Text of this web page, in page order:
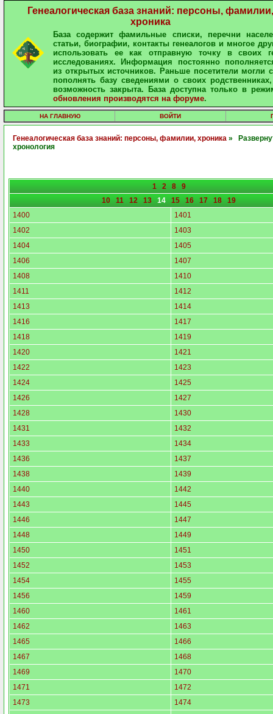
Генеалогическая база знаний: персоны, фамилии,
хроника
База содержит фамильные списки, перечни
статьи, биографии, контакты генеалогов и многое
использовать ее как отправную точку в своих
исследованиях. Информация постоянно
из открытых источников. Раньше посетители могли
пополнять базу сведениями о своих
возможность закрыта. База доступна только в
обновления производятся на форуме.
НА ГЛАВНУЮ ВОЙТИ
Генеалогическая база знаний: персоны, фамилии, хроника »
хронология
1 2 8
9
10
11 12 13 14 15 16 17 18
19
1400
1401
1402
1403
1404
1405
1406
1407
1408
1410
1411
1412
1413
1414
1416
1417
1418
1419
1420
1421
1422
1423
1424
1425
1426
1427
1428
1430
1431
1432
1433
1434
1436
1437
1438
1439
1440
1442
1443
1445
1446
1447
1448
1449
1450
1451
1452
1453
1454
1455
1456
1459
1460
1461
1462
1463
1465
1466
1467
1468
1469
1470
1471
1472
1473
1474